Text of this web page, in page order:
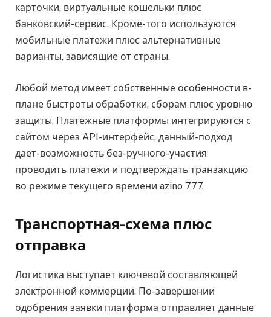
карточки, виртуальные кошельки плюс
банковский-сервис. Кроме-того используются
мобильные платежи плюс альтернативные
варианты, зависящие от страны.
Любой метод имеет собственные особенности в-
плане быстроты обработки, сборам плюс уровню
защиты. Платежные платформы интегрируются с
сайтом через API-интерфейс, данный-подход
дает-возможность без-ручного-участия
проводить платежи и подтверждать транзакцию
во режиме текущего времени azino 777.
Транспортная-схема плюс
отправка
Логистика выступает ключевой составляющей
электронной коммерции. По-завершении
одобрения заявки платформа отправляет данные